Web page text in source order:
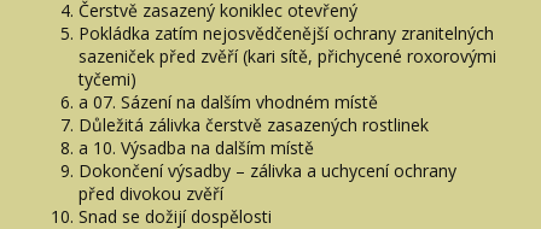
Čerstvě zasazený koniklec otevřený
Pokládka zatím nejosvědčenější ochrany zranitelných
sazeniček před zvěří (kari sítě, přichycené roxorovými
tyčemi)
a 07. Sázení na dalším vhodném místě
Důležitá zálivka čerstvě zasazených rostlinek
a 10. Výsadba na dalším místě
Dokončení výsadby – zálivka a uchycení ochrany
před divokou zvěří
Snad se dožijí dospělosti